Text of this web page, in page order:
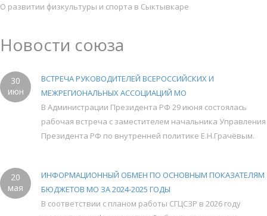
О развитии физкультуры и спорта в Сыктывкаре
Новости союза
30
июн
ВСТРЕЧА РУКОВОДИТЕЛЕЙ ВСЕРОССИЙСКИХ И
МЕЖРЕГИОНАЛЬНЫХ АССОЦИАЦИЙ МО
В Администрации Президента РФ 29 июня состоялась
рабочая встреча с заместителем начальника Управления
Президента РФ по внутренней политике Е.Н.Грачёвым.
20
мая
ИНФОРМАЦИОННЫЙ ОБМЕН ПО ОСНОВНЫМ ПОКАЗАТЕЛЯМ
БЮДЖЕТОВ МО ЗА 2024-2025 ГОДЫ
В соответствии с планом работы СГЦСЗР в 2026 году